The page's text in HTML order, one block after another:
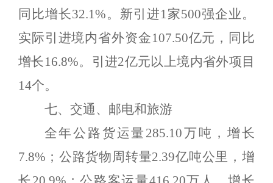
同比增长32.1%。新引进1家500强企业。
实际引进境内省外资金107.50亿元，同比
增长 16.8%。引进2亿元以上境内省外项目
14个。
七、交通、邮电和旅游
全年公路货运量 285.10万吨，增长
7.8% ；公路货物周转量2.39亿吨公里，增